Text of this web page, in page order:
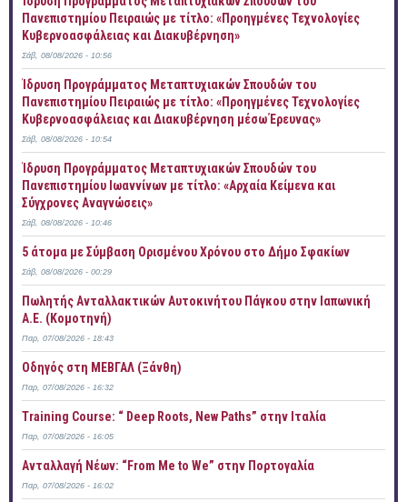
Πανεπιστημίου Πειραιώς με τίτλο: «Προηγμένες Τεχνολογίες
Κυβερνοασφάλειας και Διακυβέρνηση»
Σάβ, 08/08/2026 - 10:56
Ίδρυση Προγράμματος Μεταπτυχιακών Σπουδών του
Πανεπιστημίου Πειραιώς με τίτλο: «Προηγμένες Τεχνολογίες
Κυβερνοασφάλειας και Διακυβέρνηση μέσω Έρευνας»
Σάβ, 08/08/2026 - 10:54
Ίδρυση Προγράμματος Μεταπτυχιακών Σπουδών του
Πανεπιστημίου Ιωαννίνων με τίτλο: «Αρχαία Κείμενα και
Σύγχρονες Αναγνώσεις»
Σάβ, 08/08/2026 - 10:46
5 άτομα με Σύμβαση Ορισμένου Χρόνου στο Δήμο Σφακίων
Σάβ, 08/08/2026 - 00:29
Πωλητής Ανταλλακτικών Αυτοκινήτου Πάγκου στην Ιαπωνική
Α.Ε. (Κομοτηνή)
Παρ, 07/08/2026 - 18:43
Οδηγός στη ΜΕΒΓΑΛ (Ξάνθη)
Παρ, 07/08/2026 - 16:32
Training Course: “ Deep Roots, New Paths” στην Ιταλία
Παρ, 07/08/2026 - 16:05
Ανταλλαγή Νέων: “From Me to We” στην Πορτογαλία
Παρ, 07/08/2026 - 16:02